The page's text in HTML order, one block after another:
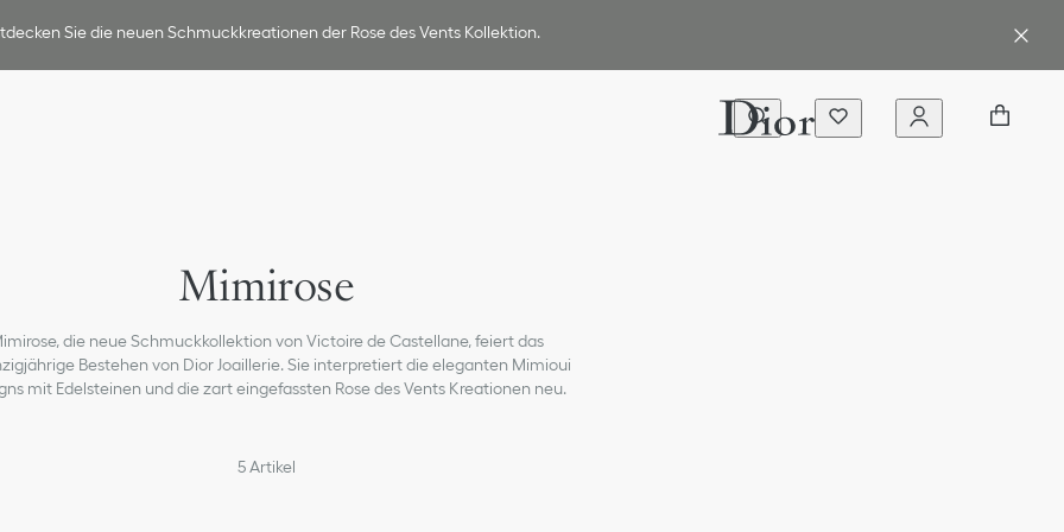
Sie die neuen Schmuckkreationen der Rose des Vents Kollektion.
Mimirose
die neue Schmuckkollektion von Victoire de Castellane, feiert das
Bestehen von Dior Joaillerie. Sie interpretiert die eleganten Mimioui
mit Edelsteinen und die zart eingefassten Rose des Vents Kreationen neu.
5 Artikel